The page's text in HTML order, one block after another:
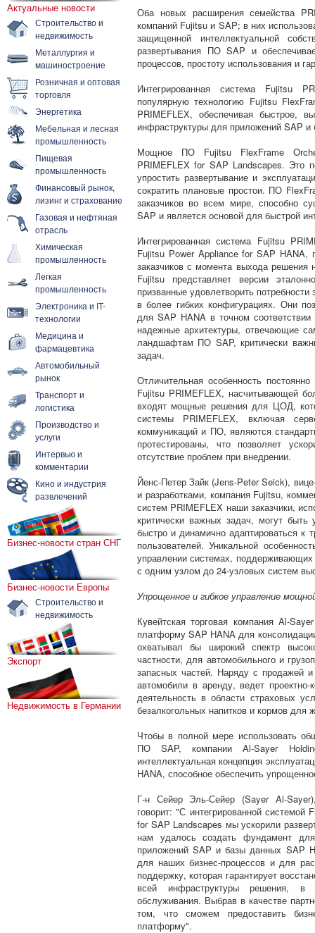
Актуальные новости
Строительство и
недвижимость
Металлургия и
машиностроение
Розничная и оптовая
торговля
Энергетика
Мебельная и лесная
промышленность
Пищевая
промышленность
Финансовый рынок,
лизинг и страхование
Газовая и нефтяная
отрасль
Химическая
промышленность
Легкая
промышленность
Электроника и IT-
технологии
Медицина и
фармацевтика
Автомобильный
рынок
Транспорт и
логистика
Производство и
услуги
Интервью и
комментарии
Кино и индустрия
развлечений
Бизнес-новости стран СНГ
Бизнес-новости Европы
Строительство и
недвижимость
Экспорт
Недвижимость в Германии
Оба новых расширения семейства
компаний Fujitsu и SAP; в них
защищенной интеллектуальной
развертывания ПО SAP и
процессов, простоту использования и
Интегрированная система Fujitsu
популярную технологию Fujitsu
PRIMEFLEX, обеспечивая быстрое,
инфраструктуры для приложений SAP
Мощное ПО Fujitsu FlexFrame
PRIMEFLEX for SAP Landscapes. Это
упростить развертывание и
сократить плановые простои. ПО
заказчиков во всем мире, способно
SAP и является основой для быстрой
Интегрированная система Fujitsu
Fujitsu Power Appliance for SAP HANA,
заказчиков с момента выхода решения
Fujitsu представляет версии
призванные удовлетворить
в более гибких конфигурациях. Они
для SAP HANA в точном
надежные архитектуры, отвечающие
ландшафтам ПО SAP, критически
задач.
Отличительная особенность
Fujitsu PRIMEFLEX, насчитывающей
входят мощные решения для ЦОД,
системы PRIMEFLEX, включая
коммуникаций и ПО, являются
протестированы, что позволяет
отсутствие проблем при внедрении.
Йенс-Петер Зайк (Jens-Peter Seick),
и разработками, компания Fujitsu,
систем PRIMEFLEX наши заказчики,
критически важных задач, могут быть
быстро и динамично адаптироваться к
пользователей. Уникальной
управлении системах, поддерживающих
с одним узлом до 24-узловых систем
Упрощенное и гибкое управление
Кувейтская торговая компания Al-
платформу SAP HANA для
охватывал бы широкий спектр
частности, для автомобильного и
запасных частей. Наряду с продажей
автомобили в аренду, ведет проектно-
деятельность в области страховых
безалкогольных напитков и кормов для
Чтобы в полной мере использовать
ПО SAP, компании Al-Sayer
интеллектуальная концепция
HANA, способное обеспечить
Г-н Сейер Эль-Сейер (Sayer Al-
говорит: "С интегрированной
for SAP Landscapes мы ускорили
нам удалось создать фундамент
приложений SAP и базы данных SAP
для наших бизнес-процессов и для
поддержку, которая гарантирует
всей инфраструктуры решения, в
обслуживания. Выбрав в качестве
том, что сможем предоставить
платформу".